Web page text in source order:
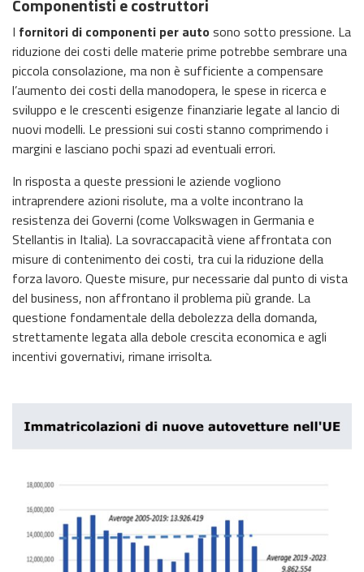
Componentisti e costruttori
I fornitori di componenti per auto sono sotto pressione. La
riduzione dei costi delle materie prime potrebbe sembrare una
piccola consolazione, ma non è sufficiente a compensare
l’aumento dei costi della manodopera, le spese in ricerca e
sviluppo e le crescenti esigenze finanziarie legate al lancio di
nuovi modelli. Le pressioni sui costi stanno comprimendo i
margini e lasciano pochi spazi ad eventuali errori.
In risposta a queste pressioni le aziende vogliono
intraprendere azioni risolute, ma a volte incontrano la
resistenza dei Governi (come Volkswagen in Germania e
Stellantis in Italia). La sovraccapacità viene affrontata con
misure di contenimento dei costi, tra cui la riduzione della
forza lavoro. Queste misure, pur necessarie dal punto di vista
del business, non affrontano il problema più grande. La
questione fondamentale della debolezza della domanda,
strettamente legata alla debole crescita economica e agli
incentivi governativi, rimane irrisolta.